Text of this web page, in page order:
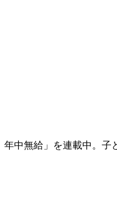
中無給」を連載中。子